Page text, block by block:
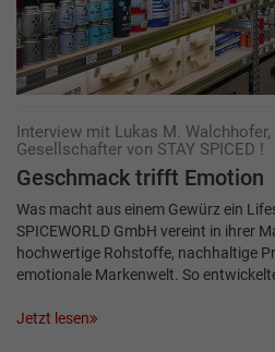
Interview mit Lukas M.
Gesellschafter von STAY SPICED !
Geschmack trifft Emotion
Was macht aus einem Gewürz ein
SPICEWORLD GmbH vereint in ihrer
hochwertige Rohstoffe, nachhaltige
emotionale Markenwelt. So
Jetzt lesen